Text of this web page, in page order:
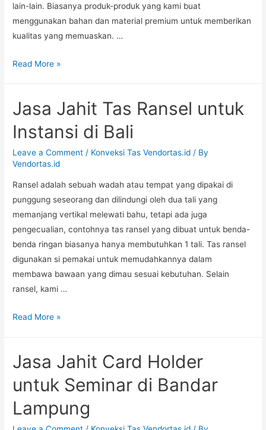
lain-lain. Biasanya produk-produk yang kami buat
menggunakan bahan dan material premium untuk memberikan
kualitas yang memuaskan. …
Jual
Badan
di
Bogor
Read More »
Jasa Jahit Tas Ransel untuk
Instansi di Bali
Leave a Comment / Konveksi Tas Vendortas.id / By
Vendortas.id
Ransel adalah sebuah wadah atau tempat yang dipakai di
punggung seseorang dan dilindungi oleh dua tali yang
memanjang vertikal melewati bahu, tetapi ada juga
pengecualian, contohnya tas ransel yang dibuat untuk benda-
benda ringan biasanya hanya membutuhkan 1 tali. Tas ransel
digunakan si pemakai untuk memudahkannya dalam
membawa bawaan yang dimau sesuai kebutuhan. Selain
ransel, kami …
Jasa
Ransel
Instansi
Read More »
Jasa Jahit Card Holder
untuk Seminar di Bandar
Lampung